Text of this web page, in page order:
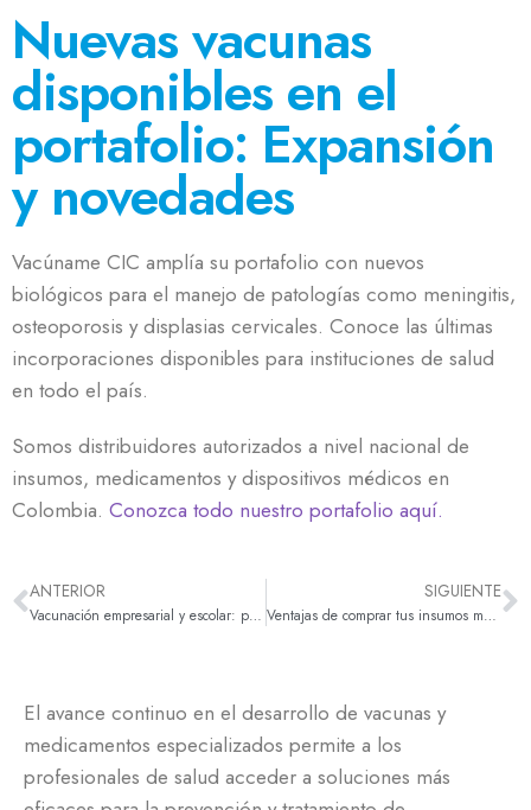
Nuevas vacunas
disponibles en el
portafolio: Expansión
y novedades
Vacúname CIC amplía su portafolio con nuevos
biológicos para el manejo de patologías como meningitis,
osteoporosis y displasias cervicales. Conoce las últimas
incorporaciones disponibles para instituciones de salud
en todo el país.
Somos distribuidores autorizados a nivel nacional de
insumos, medicamentos y dispositivos médicos en
Colombia. Conozca todo nuestro portafolio aquí.
ANTERIOR
Vacunación empresarial y escolar: prevención y bienestar en tu organización
SIGUIENTE
Ventajas de comprar tus insumos médicos y medicamentos en línea con Vacúname CIC
El avance continuo en el desarrollo de vacunas y
medicamentos especializados permite a los
profesionales de salud acceder a soluciones más